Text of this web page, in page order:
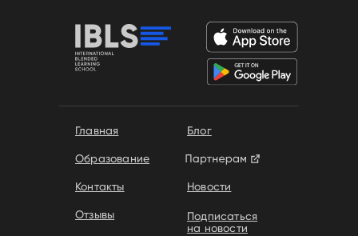
Главная
Образование
Отзывы
Контакты Новости
Подписаться
на новости
Блог